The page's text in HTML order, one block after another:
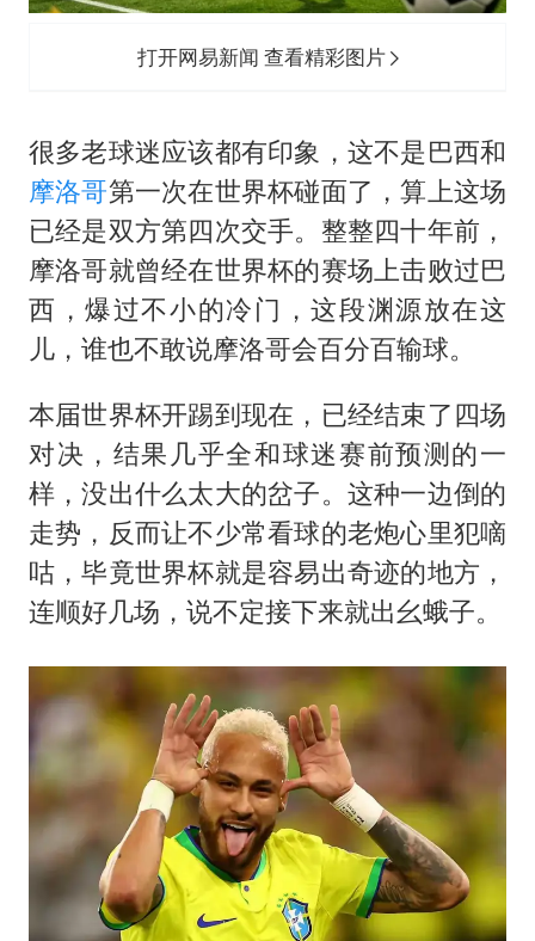
打开网易新闻 查看精彩图片
很多老球迷应该都有印象，这不是巴西和
摩洛哥第一次在世界杯碰面了，算上这场
已经是双方第四次交手。整整四十年前，
摩洛哥就曾经在世界杯的赛场上击败过巴
西，爆过不小的冷门，这段渊源放在这
儿，谁也不敢说摩洛哥会百分百输球。
本届世界杯开踢到现在，已经结束了四场
对决，结果几乎全和球迷赛前预测的一
样，没出什么太大的岔子。这种一边倒的
走势，反而让不少常看球的老炮心里犯嘀
咕，毕竟世界杯就是容易出奇迹的地方，
连顺好几场，说不定接下来就出幺蛾子。